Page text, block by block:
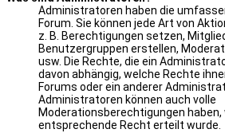
Administratoren haben die
Forum. Sie können jede Art von
z. B. Berechtigungen setzen,
Benutzergruppen erstellen,
usw. Die Rechte, die ein
davon abhängig, welche Rechte
Forums oder ein anderer
Administratoren können auch volle
Moderationsberechtigungen haben,
entsprechende Recht erteilt wurde.